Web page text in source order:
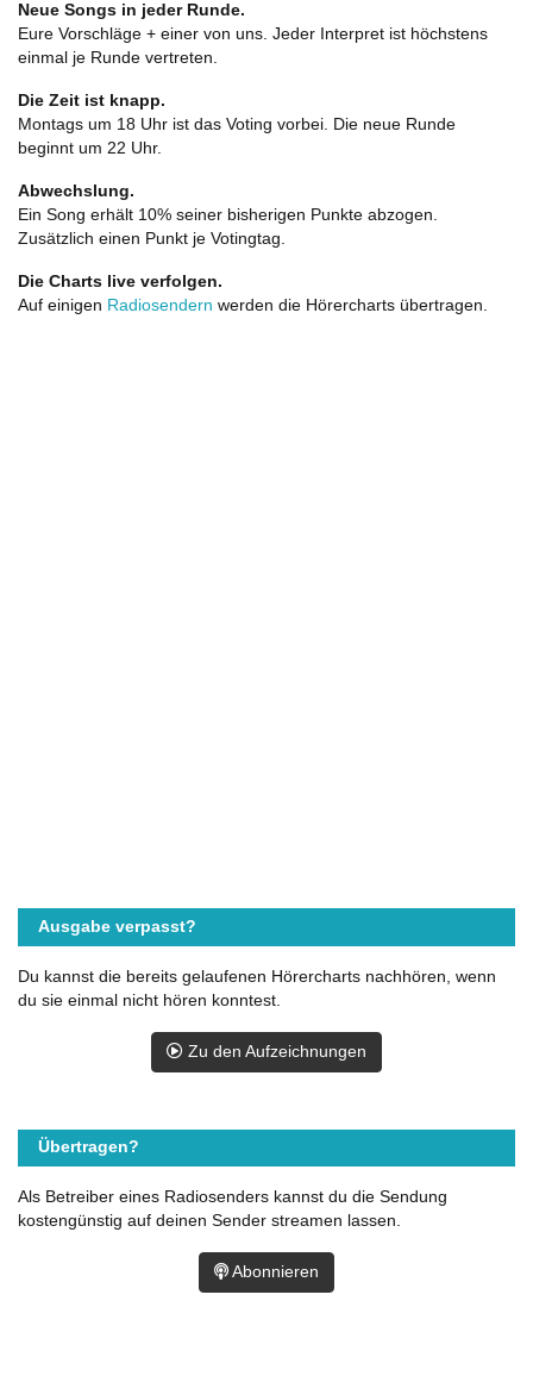
Neue Songs in jeder Runde.
Eure Vorschläge + einer von uns. Jeder Interpret ist höchstens
einmal je Runde vertreten.
Die Zeit ist knapp.
Montags um 18 Uhr ist das Voting vorbei. Die neue Runde
beginnt um 22 Uhr.
Abwechslung.
Ein Song erhält 10% seiner bisherigen Punkte abzogen.
Zusätzlich einen Punkt je Votingtag.
Die Charts live verfolgen.
Auf einigen Radiosendern werden die Hörercharts übertragen.
Ausgabe verpasst?
Du kannst die bereits gelaufenen Hörercharts nachhören, wenn
du sie einmal nicht hören konntest.
Zu den Aufzeichnungen
Übertragen?
Als Betreiber eines Radiosenders kannst du die Sendung
kostengünstig auf deinen Sender streamen lassen.
Abonnieren